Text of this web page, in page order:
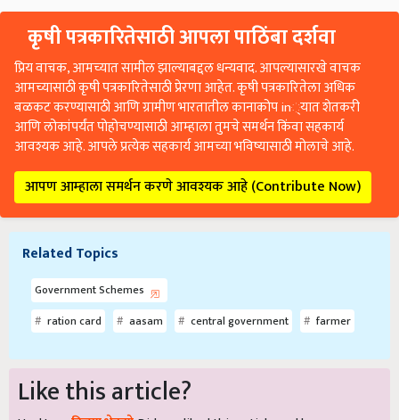
कृषी पत्रकारितेसाठी आपला पाठिंबा दर्शवा
प्रिय वाचक, आमच्यात सामील झाल्याबद्दल धन्यवाद. आपल्यासारखे वाचक
आमच्यासाठी कृषी पत्रकारितेसाठी प्रेरणा आहेत. कृषी पत्रकारितेला अधिक
बळकट करण्यासाठी आणि ग्रामीण भारतातील कानाकोप in्यात शेतकरी
आणि लोकांपर्यंत पोहोचण्यासाठी आम्हाला तुमचे समर्थन किंवा सहकार्य
आवश्यक आहे. आपले प्रत्येक सहकार्य आमच्या भविष्यासाठी मोलाचे आहे.
आपण आम्हाला समर्थन करणे आवश्यक आहे (Contribute Now)
Related Topics
Government Schemes
ration card
aasam central government farmer
Like this article?